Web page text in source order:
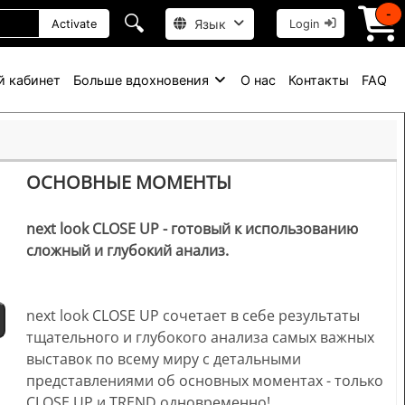
Activate 🔍 Язык Login
-
кабинет Больше вдохновения О нас Контакты FAQ
ОСНОВНЫЕ МОМЕНТЫ
next look CLOSE UP - готовый к использованию
сложный и глубокий анализ.
next look CLOSE UP сочетает в себе результаты
тщательного и глубокого анализа самых важных
выставок по всему миру с детальными
представлениями об основных моментах - только